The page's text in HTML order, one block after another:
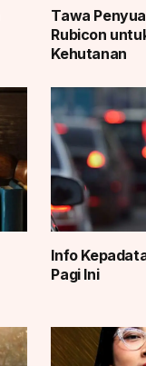
Tawa
Rubicon
Kehutanan
Info
Pagi Ini